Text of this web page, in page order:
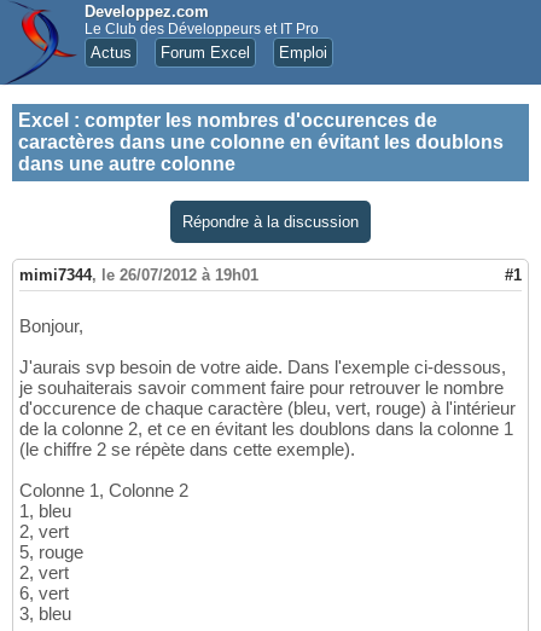
Developpez.com
Le Club des Développeurs et IT Pro
Actus Forum Excel Emploi
Excel : compter les nombres d'occurences de
caractères dans une colonne en évitant les doublons
dans une autre colonne
Répondre à la discussion
mimi7344, le 26/07/2012 à 19h01 #1
Bonjour,
J'aurais svp besoin de votre aide. Dans l'exemple ci-dessous,
je souhaiterais savoir comment faire pour retrouver le nombre
d'occurence de chaque caractère (bleu, vert, rouge) à l'intérieur
de la colonne 2, et ce en évitant les doublons dans la colonne 1
(le chiffre 2 se répète dans cette exemple).
Colonne 1, Colonne 2
1, bleu
2, vert
5, rouge
2, vert
6, vert
3, bleu